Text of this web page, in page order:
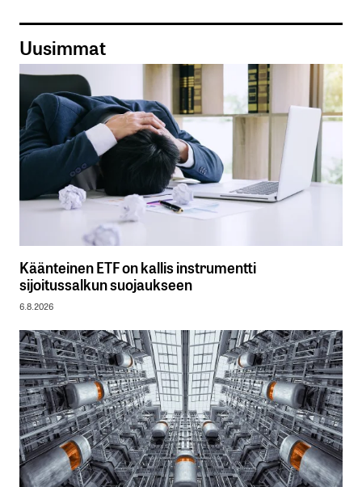
Uusimmat
Käänteinen ETF on kallis instrumentti
sijoitussalkun suojaukseen
6.8.2026